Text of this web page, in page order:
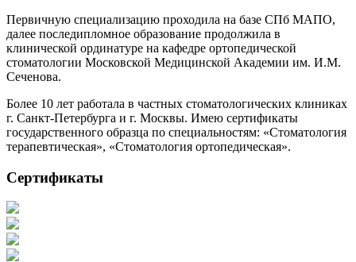
Первичную специализацию проходила на базе СПб МАПО,
далее последипломное образование продолжила в
клинической ординатуре на кафедре ортопедической
стоматологии Московской Медицинской Академии им. И.М.
Сеченова.
Более 10 лет работала в частных стоматологических клиниках
г. Санкт-Петербурга и г. Москвы. Имею сертификаты
государственного образца по специальностям: «Стоматология
терапевтическая», «Стоматология ортопедическая».
Сертификаты